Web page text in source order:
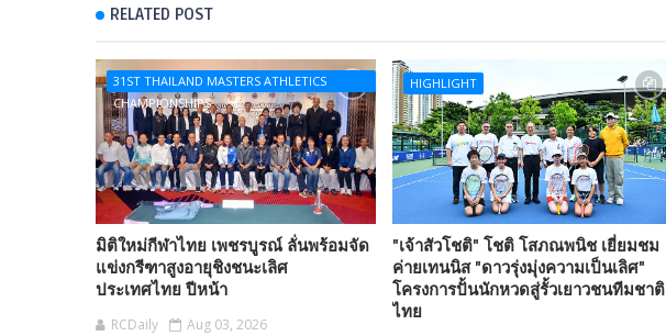
RELATED POST
31ST THAILAND MASTERS ATHLETICS
CHAMPIONSHIPS
มิติใหม่กีฬาไทย เพชรบูรณ์ ลั่นพร้อมจัด
แข่งกรีฑาสูงอายุชิงชนะเลิศ
ประเทศไทย ปีหน้า
RCDaily Aug 03, 2026
HIGHLIGHT
"เจ้าสัวโชติ" โชติ โสภณพนิช เยี่ยมชม
ค่ายเทนนิส "ดาวรุ่งมุ่งความเป็นเลิศ"
โครงการปั้นนักหวดสู่รั้วเยาวชนทีมชาติ
ไทย